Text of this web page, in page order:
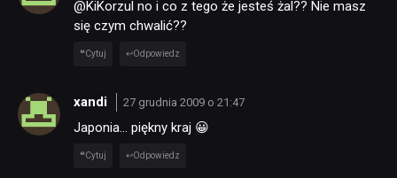
@KiKorzul no i co z tego że jesteś żal?? Nie masz
się czym chwalić??
Cytuj Odpowiedz
xandi 27 grudnia 2009 o 21:47
Japonia… piękny kraj 😀
Cytuj Odpowiedz